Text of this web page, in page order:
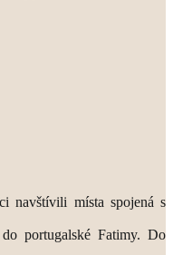
navštívili místa spojená s
portugalské Fatimy. Do